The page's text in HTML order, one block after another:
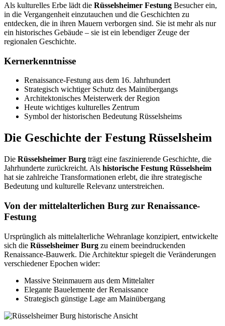
Als kulturelles Erbe lädt die Rüsselsheimer Festung Besucher ein,
in die Vergangenheit einzutauchen und die Geschichten zu
entdecken, die in ihren Mauern verborgen sind. Sie ist mehr als nur
ein historisches Gebäude – sie ist ein lebendiger Zeuge der
regionalen Geschichte.
Kernerkenntnisse
Renaissance-Festung aus dem 16. Jahrhundert
Strategisch wichtiger Schutz des Mainübergangs
Architektonisches Meisterwerk der Region
Heute wichtiges kulturelles Zentrum
Symbol der historischen Bedeutung Rüsselsheims
Die Geschichte der Festung Rüsselsheim
Die Rüsselsheimer Burg trägt eine faszinierende Geschichte, die
Jahrhunderte zurückreicht. Als historische Festung Rüsselsheim
hat sie zahlreiche Transformationen erlebt, die ihre strategische
Bedeutung und kulturelle Relevanz unterstreichen.
Von der mittelalterlichen Burg zur Renaissance-
Festung
Ursprünglich als mittelalterliche Wehranlage konzipiert, entwickelte
sich die Rüsselsheimer Burg zu einem beeindruckenden
Renaissance-Bauwerk. Die Architektur spiegelt die Veränderungen
verschiedener Epochen wider:
Massive Steinmauern aus dem Mittelalter
Elegante Bauelemente der Renaissance
Strategisch günstige Lage am Mainübergang